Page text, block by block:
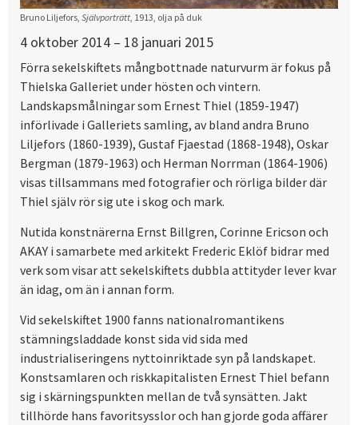
Bruno Liljefors, Självporträtt, 1913, olja på duk
4 oktober 2014 – 18 januari 2015
Förra sekelskiftets mångbottnade naturvurm är fokus på
Thielska Galleriet under hösten och vintern.
Landskapsmålningar som Ernest Thiel (1859-1947)
införlivade i Galleriets samling, av bland andra Bruno
Liljefors (1860-1939), Gustaf Fjaestad (1868-1948), Oskar
Bergman (1879-1963) och Herman Norrman (1864-1906)
visas tillsammans med fotografier och rörliga bilder där
Thiel själv rör sig ute i skog och mark.
Nutida konstnärerna Ernst Billgren, Corinne Ericson och
AKAY i samarbete med arkitekt Frederic Eklöf bidrar med
verk som visar att sekelskiftets dubbla attityder lever kvar
än idag, om än i annan form.
Vid sekelskiftet 1900 fanns nationalromantikens
stämningsladdade konst sida vid sida med
industrialiseringens nyttoinriktade syn på landskapet.
Konstsamlaren och riskkapitalisten Ernest Thiel befann
sig i skärningspunkten mellan de två synsätten. Jakt
tillhörde hans favoritsysslor och han gjorde goda affärer